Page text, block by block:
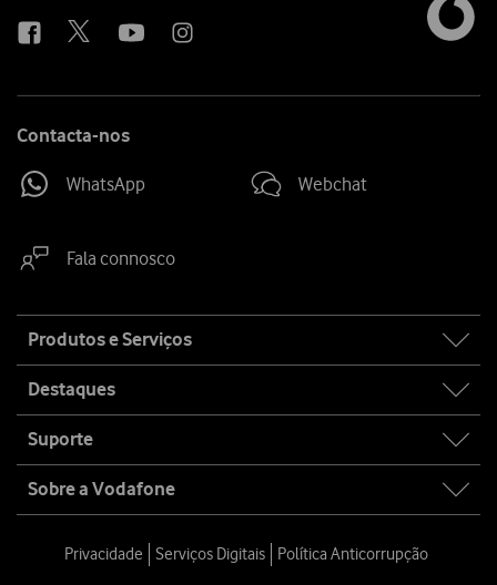
Contacta-nos
WhatsApp Webchat
Fala connosco
map
Produtos e Serviços
Destaques
Suporte
Sobre a Vodafone
Privacidade Serviços Digitais Política Anticorrupção